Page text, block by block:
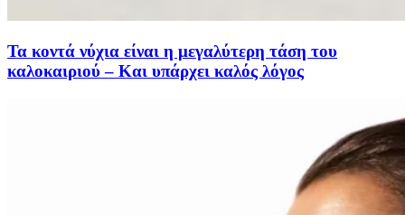
Τα κοντά νύχια είναι η μεγαλύτερη τάση του
καλοκαιριού – Και υπάρχει καλός λόγος